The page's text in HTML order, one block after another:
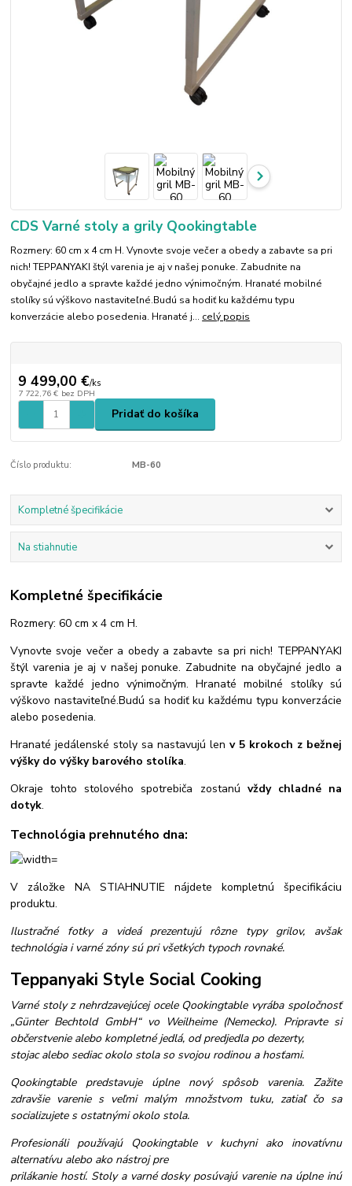
CDS Varné stoly a grily Qookingtable
Rozmery: 60 cm x 4 cm H. Vynovte svoje večer a obedy a zabavte sa pri
nich! TEPPANYAKI štýl varenia je aj v našej ponuke. Zabudnite na
obyčajné jedlo a spravte každé jedno výnimočným. Hranaté mobilné
stolíky sú výškovo nastaviteľné.Budú sa hodiť ku každému typu
konverzácie alebo posedenia. Hranaté j... celý popis
9 499,00 €/ks
7 722,76 € bez DPH
Pridať do košíka
Číslo produktu: MB-60
Kompletné špecifikácie
Na stiahnutie
Kompletné špecifikácie
Rozmery: 60 cm x 4 cm H.
Vynovte svoje večer a obedy a zabavte sa pri nich! TEPPANYAKI
štýl varenia je aj v našej ponuke. Zabudnite na obyčajné jedlo a
spravte každé jedno výnimočným. Hranaté mobilné stolíky sú
výškovo nastaviteľné.Budú sa hodiť ku každému typu konverzácie
alebo posedenia.
Hranaté jedálenské stoly sa nastavujú len v 5 krokoch z bežnej
výšky do výšky barového stolíka.
Okraje tohto stolového spotrebiča zostanú vždy chladné na
dotyk.
Technológia prehnutého dna:
V záložke NA STIAHNUTIE nájdete kompletnú špecifikáciu
produktu.
Ilustračné fotky a videá prezentujú rôzne typy grilov, avšak
technológia i varné zóny sú pri všetkých typoch rovnaké.
Teppanyaki Style Social Cooking
Varné stoly z nehrdzavejúcej ocele Qookingtable vyrába spoločnosť
„Günter Bechtold GmbH“ vo Weilheime (Nemecko). Pripravte si
občerstvenie alebo kompletné jedlá, od predjedla po dezerty,
stojac alebo sediac okolo stola so svojou rodinou a hosťami.
Qookingtable predstavuje úplne nový spôsob varenia. Zažite
zdravšie varenie s veľmi malým množstvom tuku, zatiaľ čo sa
socializujete s ostatnými okolo stola.
Profesionáli používajú Qookingtable v kuchyni ako inovatívnu
alternatívu alebo ako nástroj pre
prilákanie hostí. Stoly a varné dosky posúvajú varenie na úplne inú